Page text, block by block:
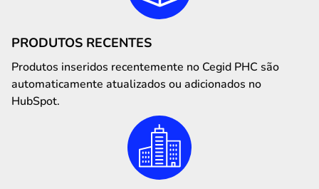
PRODUTOS RECENTES
Produtos inseridos recentemente no Cegid PHC são
automaticamente atualizados ou adicionados no
HubSpot.